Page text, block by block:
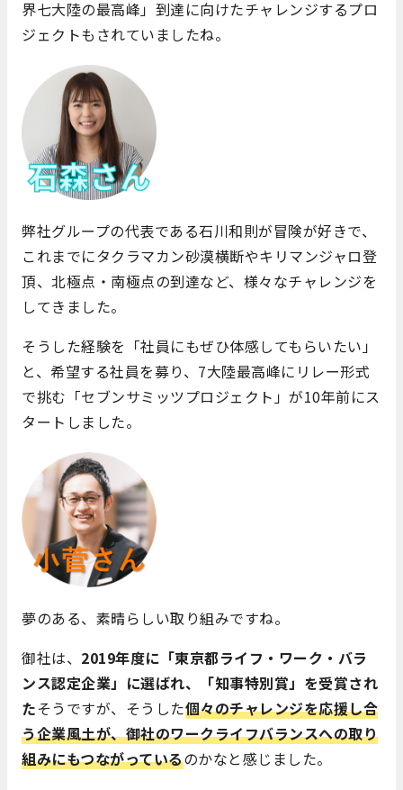
界七大陸の最高峰」到達に向けたチャレンジするプロ
ジェクトもされていましたね。
弊社グループの代表である石川和則が冒険が好きで、
これまでにタクラマカン砂漠横断やキリマンジャロ登
頂、北極点・南極点の到達など、様々なチャレンジを
してきました。
そうした経験を「社員にもぜひ体感してもらいたい」
と、希望する社員を募り、7大陸最高峰にリレー形式
で挑む「セブンサミッツプロジェクト」が10年前にス
タートしました。
夢のある、素晴らしい取り組みですね。
御社は、 2019年度に「東京都ライフ・ワーク・バラ
ンス認定企業」に選ばれ、「知事特別賞」を受賞され
たそうですが、そうした個々のチャレンジを応援し合
う企業風土が、御社のワークライフバランスへの取り
組みにもつながっているのかなと感じました。